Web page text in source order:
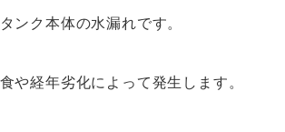
ンク本体の水漏れです。
や経年劣化によって発生します。